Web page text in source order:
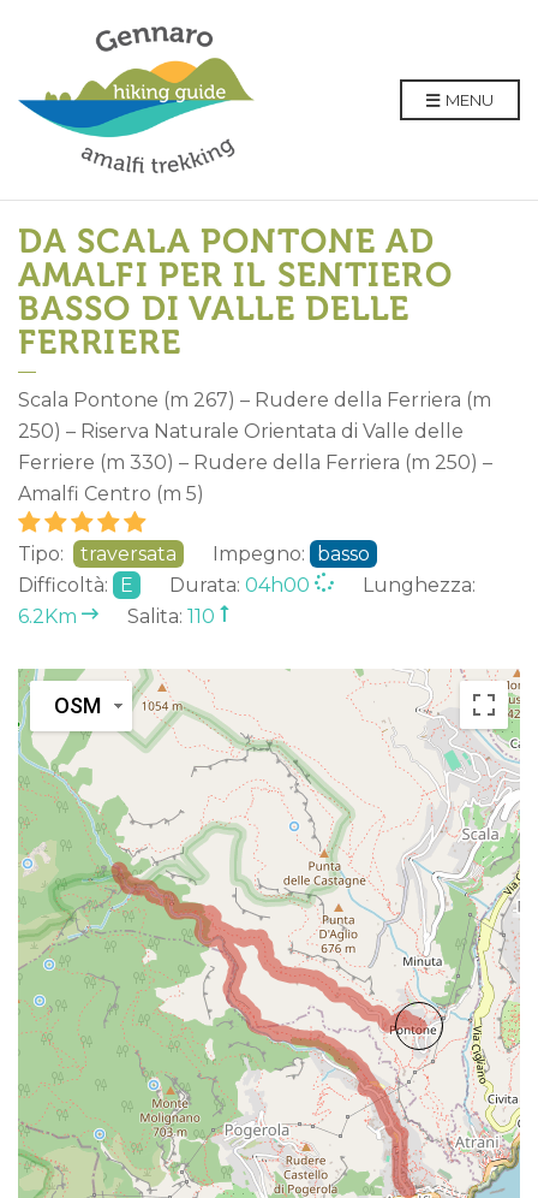
MENU
DA SCALA PONTONE AD
AMALFI PER IL SENTIERO
BASSO DI VALLE DELLE
FERRIERE
Scala Pontone (m 267) – Rudere della Ferriera (m
250) – Riserva Naturale Orientata di Valle delle
Ferriere (m 330) – Rudere della Ferriera (m 250) –
Amalfi Centro (m 5)
Tipo: traversata Impegno:
basso
Difficoltà:
E Durata: 04h00
Lunghezza:
6.2Km
Salita: 110
OSM